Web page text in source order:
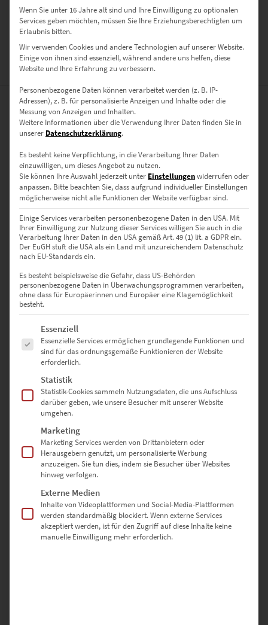
GRÖSSE
30 x 20 cm, 45 x 30 cm, 60 x 40 cm, 75 x 50 cm, 90 x 60 cm, 120 x 80
cm, 135 x 90 cm, 150 x 100 cm
BEWERTUNGEN (0)
Bewertungen
Es gibt noch keine Bewertungen.
0
SCHREIBE DIE ERSTE BEWERTUNG FÜR „EZ00851 TIME IS
MONEY“
Deine E-Mail-Adresse wird nicht veröffentlicht.
Erforderliche Felder sind mit
DEINE BEWERTUNG*
Wenn Sie unter 16 Jahre alt sind und Ihre Einwilligung zu optionalen
Services geben möchten, müssen Sie Ihre Erziehungsberechtigten um
Erlaubnis bitten.
Wir verwenden Cookies und andere Technologien auf unserer Website.
Einige von ihnen sind essenziell, während andere uns helfen, diese
Website und Ihre Erfahrung zu verbessern.
Personenbezogene Daten können verarbeitet werden (z. B. IP-
Adressen), z. B. für personalisierte Anzeigen und Inhalte oder die
Messung von Anzeigen und Inhalten.
Weitere Informationen über die Verwendung Ihrer Daten finden Sie in
unserer Datenschutzerklärung.
Es besteht keine Verpflichtung, in die Verarbeitung Ihrer Daten
einzuwilligen, um dieses Angebot zu nutzen.
Sie können Ihre Auswahl jederzeit unter Einstellungenwiderrufen oder
anpassen. Bitte beachten Sie, dass aufgrund individueller Einstellungen
möglicherweise nicht alle Funktionen der Website verfügbar sind.
Einige Services verarbeiten personenbezogene Daten in den USA. Mit
Ihrer Einwilligung zur Nutzung dieser Services willigen Sie auch in die
Verarbeitung Ihrer Daten in den USA gemäß Art. 49 (1) lit. a GDPR ein.
Der EuGH stuft die USA als ein Land mit unzureichendem Datenschutz
nach EU-Standards ein.
Es besteht beispielsweise die Gefahr, dass US-Behörden
personenbezogene Daten in Überwachungsprogrammen verarbeiten,
ohne dass für Europäerinnen und Europäer eine Klagemöglichkeit
besteht.
Es folgt eine Liste der Service-Gruppen, für die eine Einwilligung
Essenziell
Essenzielle Services ermöglichen grundlegende Funktionen und
sind für das ordnungsgemäße Funktionieren der Website
erforderlich.
Statistik
Statistik-Cookies sammeln Nutzungsdaten, die uns Aufschluss
darüber geben, wie unsere Besucher mit unserer Website
umgehen.
Marketing
Marketing Services werden von Drittanbietern oder
Herausgebern genutzt, um personalisierte Werbung
anzuzeigen. Sie tun dies, indem sie Besucher über Websites
hinweg verfolgen.
Externe Medien
Inhalte von Videoplattformen und Social-Media-Plattformen
werden standardmäßig blockiert. Wenn externe Services
akzeptiert werden, ist für den Zugriff auf diese Inhalte keine
manuelle Einwilligung mehr erforderlich.